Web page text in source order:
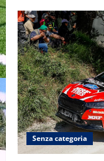
Senza categoria